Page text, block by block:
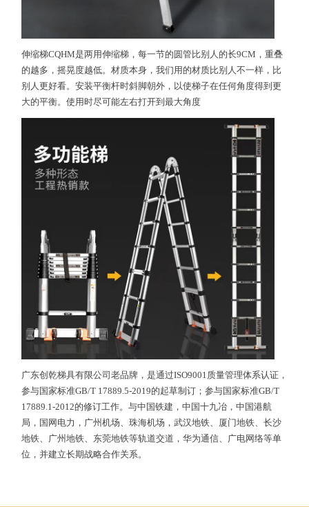
伸缩梯CQHM是两用伸缩梯，每一节的圆管比别人的长9CM，重叠
的越多，摇晃度越低。材质本身，我们用的材质比别人不一样，比
别人更好看。安装平衡杆时斜脚朝外，以使梯子在任何角度得到更
大的平衡。使用时尽可能左右打开到最大角度
广东创乾梯具有限公司老品牌，是通过ISO9001质量管理体系认证，
参与国家标准GB/T 17889.5-2019的起草制订；参与国家标准GB/T
17889.1-2012的修订工作。与中国铁建，中国十九冶，中国港航
局，国网电力，广州机场、珠海机场，武汉地铁、厦门地铁、长沙
地铁、广州地铁、东莞地铁等轨道交道，华为通信、广电网络等单
位，并建立长期战略合作关系。